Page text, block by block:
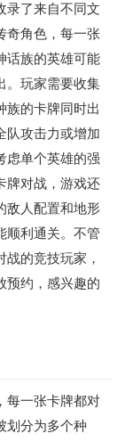
录了来自不同文
奇角色，每一张
话族的英雄可能
。玩家需要收集
族的卡牌同时出
队攻击力或增加
虑单个英雄的强
牌对战，游戏还
敌人配置和地形
顺利通关。不管
的竞技玩家，
预约，感兴趣的
每一张卡牌都对
划分为多个种